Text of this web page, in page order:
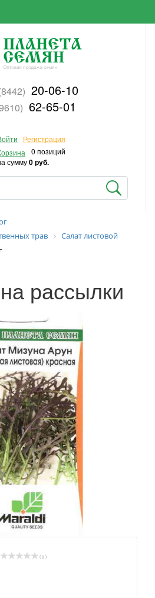
20-06-10
62-65-01
Регистрация
0 позиций
сумму0 руб.
трав
Салат листовой
рассылки
( 0 )